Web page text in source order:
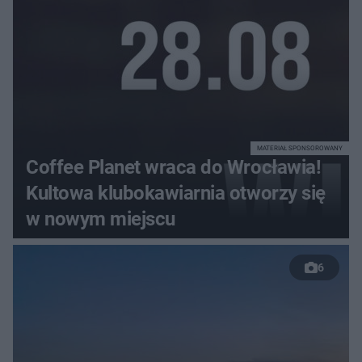
Coffee Planet wraca do Wrocławia!
Kultowa klubokawiarnia otworzy się
w nowym miejscu
MATERIAŁ SPONSOROWANY
6